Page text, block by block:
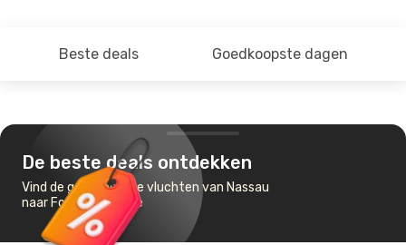
Beste deals Goedkoopste dagen
De beste deals ontdekken
Vind de goedkoopste vluchten van Nassau
naar Fort Lauderdale